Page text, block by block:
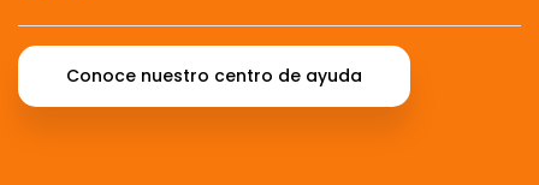
Conoce nuestro centro de ayuda